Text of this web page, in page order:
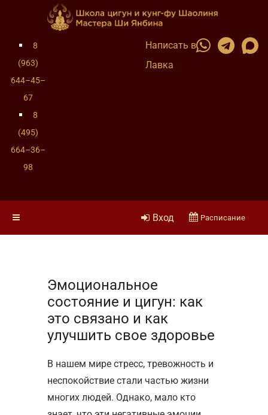
8
(963)
644–45–
67
8
(495)
664–36–
98
Написать в
Лавка
Вход Расписание
Эмоциональное
состояние и цигун: как
это связано и как
улучшить свое здоровье
В нашем мире стресс, тревожность и
неспокойствие стали частью жизни
многих людей. Однако, мало кто